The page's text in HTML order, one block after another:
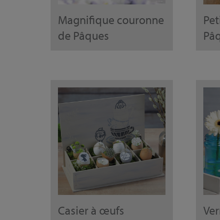
Magnifique couronne
de Pâques
Casier à œufs